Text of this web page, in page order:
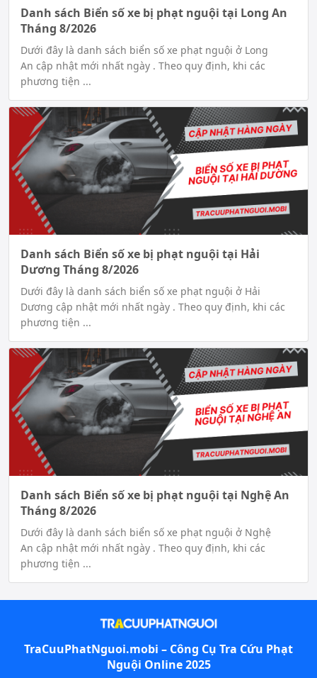
Danh sách Biển số xe bị phạt nguội tại Long An
Tháng 8/2026
Dưới đây là danh sách biển số xe phạt nguội ở Long
An cập nhật mới nhất ngày . Theo quy định, khi các
phương tiện ...
Danh sách Biển số xe bị phạt nguội tại Hải
Dương Tháng 8/2026
Dưới đây là danh sách biển số xe phạt nguội ở Hải
Dương cập nhật mới nhất ngày . Theo quy định, khi các
phương tiện ...
Danh sách Biển số xe bị phạt nguội tại Nghệ An
Tháng 8/2026
Dưới đây là danh sách biển số xe phạt nguội ở Nghệ
An cập nhật mới nhất ngày . Theo quy định, khi các
phương tiện ...
TraCuuPhatNguoi.mobi – Công Cụ Tra Cứu Phạt
Nguội Online 2025